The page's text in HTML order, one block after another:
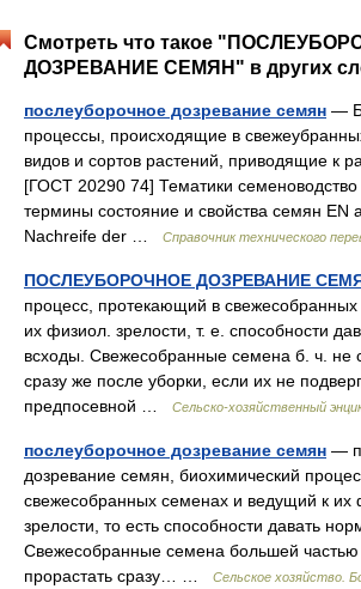
Смотреть что такое
ДОЗРЕВАНИЕ СЕМЯН" в других
послеуборочное дозревание семян —
процессы, происходящие в
видов и сортов растений, приводящие к
[ГОСТ 20290 74] Тематики
термины состояние и свойства семян EN
Nachreife der …
Справочник технического
ПОСЛЕУБОРОЧНОЕ ДОЗРЕВАНИЕ
процесс, протекающий в
их физиол. зрелости, т. е. способности
всходы. Свежесобранные семена б. ч. не
сразу же после уборки, если их не
предпосевной …
Сельско-хозяйственный
послеуборочное дозревание семян —
дозревание семян, биохимический
свежесобранных семенах и ведущий к их
зрелости, то есть способности давать
Свежесобранные семена большей
прорастать сразу… …
Сельское хозяйство.